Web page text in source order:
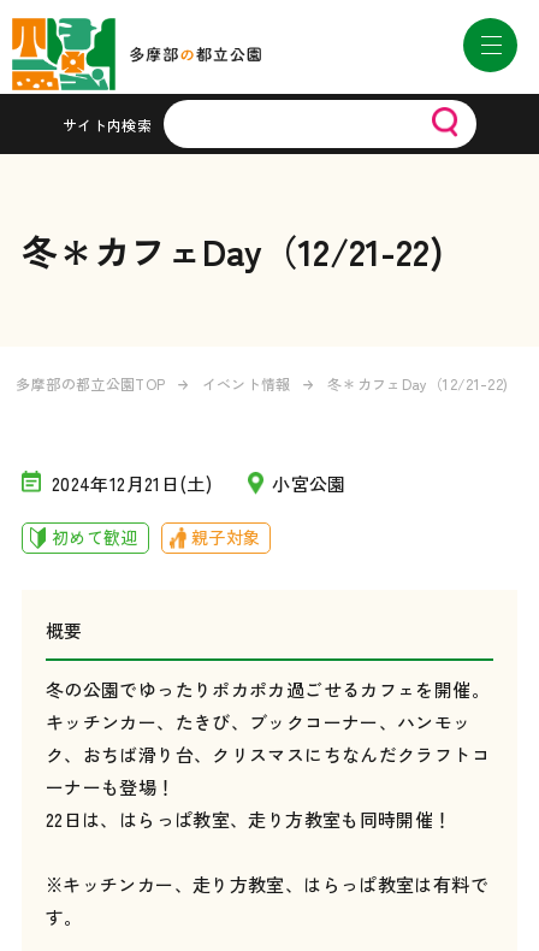
サイト内検索
冬＊カフェDay（12/21-22)
多摩部の都立公園TOP イベント情報 冬＊カフェDay（12/21-22)
2024年12月21日(土) 小宮公園
初めて歓迎 親子対象
概要
冬の公園でゆったりポカポカ過ごせるカフェを開催。
キッチンカー、たきび、ブックコーナー、ハンモッ
ク、おちば滑り台、クリスマスにちなんだクラフトコ
ーナーも登場！
22日は、はらっぱ教室、走り方教室も同時開催！
※キッチンカー、走り方教室、はらっぱ教室は有料で
す。